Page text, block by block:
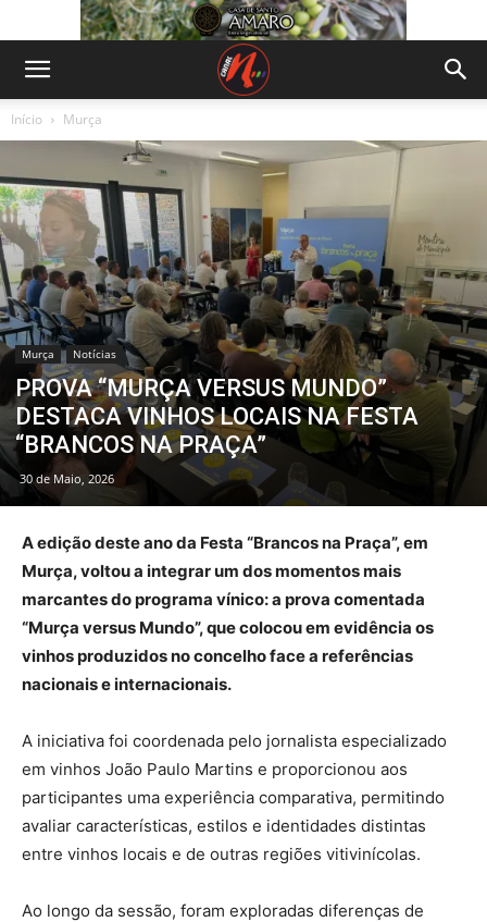
Início Murça
Murça Notícias
PROVA “MURÇA VERSUS MUNDO”
DESTACA VINHOS LOCAIS NA FESTA
“BRANCOS NA PRAÇA”
30 de Maio, 2026
A edição deste ano da Festa “Brancos na Praça”, em
Murça, voltou a integrar um dos momentos mais
marcantes do programa vínico: a prova comentada
“Murça versus Mundo”, que colocou em evidência os
vinhos produzidos no concelho face a referências
nacionais e internacionais.
A iniciativa foi coordenada pelo jornalista especializado
em vinhos João Paulo Martins e proporcionou aos
participantes uma experiência comparativa, permitindo
avaliar características, estilos e identidades distintas
entre vinhos locais e de outras regiões vitivinícolas.
Ao longo da sessão, foram exploradas diferenças de